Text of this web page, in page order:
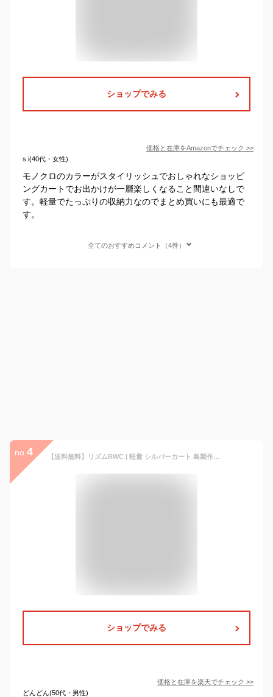
ショップでみる
価格と在庫をAmazonでチェック >>
s.i(40代・女性)
モノクロのカラーがスタイリッシュでおしゃれなショッピ
ングカートでお出かけが一層楽しくなること間違いなしで
す。軽量でたっぷりの収納力なのでまとめ買いにも最適で
す。
全てのおすすめコメント（4件）
no. 4 【送料無料】リズムRWC | 軽量 シルバーカート 島製作所 折りたたみ 折り畳み ショッピングカート 大容量 椅子付き アルミ 軽い 組み立て不要 軽量 4輪 座れる おしゃれ コンパクト 折り畳み 買い物 老人車
ショップでみる
価格と在庫を楽天でチェック >>
どんどん(50代・男性)